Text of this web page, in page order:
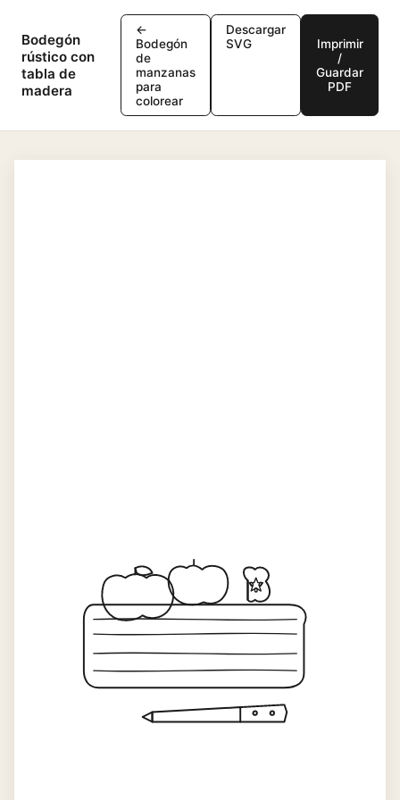
Bodegón
rústico con
tabla de
madera
←
Bodegón
de
manzanas
para
colorear
Descargar
SVG
Imprimir
/
Guardar
PDF